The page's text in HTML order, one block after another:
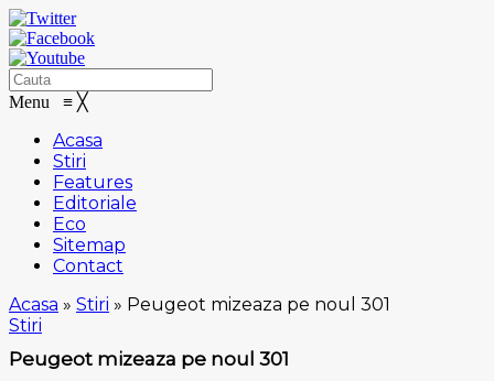
Menu ≡ ╳
Acasa
Stiri
Features
Editoriale
Eco
Sitemap
Contact
Acasa » Stiri » Peugeot mizeaza pe noul 301
Stiri
Peugeot mizeaza pe noul 301